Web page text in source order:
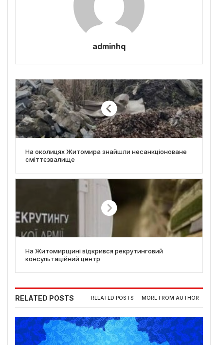
adminhq
На околицях Житомира знайшли несанкціоноване
сміттєзвалище
На Житомирщині відкрився рекрутинговий
консультаційний центр
RELATED POSTS RELATED POSTS MORE FROM AUTHOR